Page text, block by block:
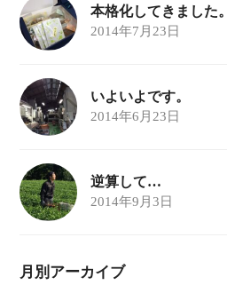
本格化してきました。
2014年7月23日
いよいよです。
2014年6月23日
逆算して…
2014年9月3日
月別アーカイブ